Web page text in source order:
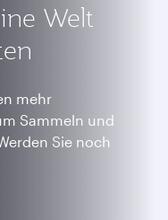
Welt
mehr
Sammeln und
Sie noch